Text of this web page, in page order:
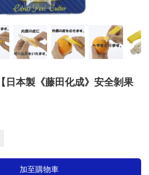
日本製《藤田化成》安全剝果
加至購物車